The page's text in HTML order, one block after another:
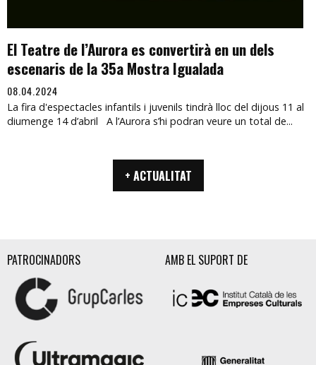
El Teatre de l’Aurora es convertirà en un dels
escenaris de la 35a Mostra Igualada
08.04.2024
La fira d'espectacles infantils i juvenils tindrà lloc del dijous 11 al
diumenge 14 d’abril A l’Aurora s’hi podran veure un total de...
+ ACTUALITAT
PATROCINADORS AMB EL SUPORT DE